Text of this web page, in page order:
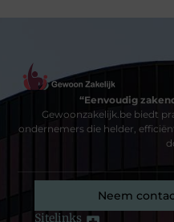
“Eenvoudig
Gewoonzakelijk.be biedt
ondernemers die helder,
Sitelinks
Neem